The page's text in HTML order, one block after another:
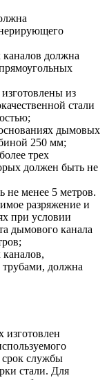
должна
из
стали
дымовых
250 мм;
трех
должен быть не
не менее 5 метров.
разряжение и
при условии
дымового канала
должна
изготовлен
срок службы
стали. Для